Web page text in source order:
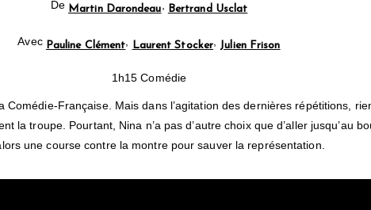
De Martin Darondeau Bertrand Usclat
Avec Pauline Clément Laurent Stocker Julien Frison
1h15 Comédie
Française. Mais dans l’agitation des dernières répétitions,
la troupe. Pourtant, Nina n’a pas d’autre choix que d’aller jusqu’au
une course contre la montre pour sauver la représentation.